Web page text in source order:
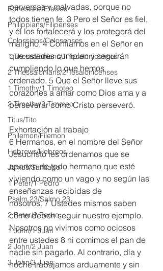
Ephesians/Efesios
Philippians/Filipenses
Colossians/Colosenses
1 Thessalonians/1 Tesalonicenses
2 Thessalonians/2 Tesalonicenses
1 Timothy/1 Timoteo
2 Timothy/2 Timoteo
Titus/Tito
Philemon/Filemon
Hebrews/Hebreos
James/Santiago
1 Peter/1 Pedro
Psalm 23/Salmo 23
2 Peter/2 Pedro
1 John/1 Juan
2 John/2 Juan
3 John/3 Juan
perversas y malvadas, porque no
todos tienen fe. 3 Pero el Señor es fiel,
y él los fortalecerá y los protegerá del
maligno. 4 Confiamos en el Señor en
que ustedes cumplen y seguirán
cumpliendo lo que hemos
ordenado. 5 Que el Señor lleve sus
corazones a amar como Dios ama y a
perseverar como Cristo perseveró.
Exhortación al trabajo
6 Hermanos, en el nombre del Señor
Jesucristo les ordenamos que se
aparten de todo hermano que esté
viviendo como un vago y no según las
enseñanzas recibidas de
nosotros. 7 Ustedes mismos saben
cómo deben seguir nuestro ejemplo.
Nosotros no vivimos como ociosos
entre ustedes 8 ni comimos el pan de
nadie sin pagarlo. Al contrario, día y
noche trabajamos arduamente y sin